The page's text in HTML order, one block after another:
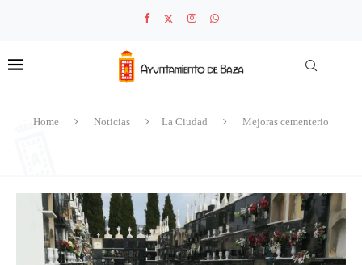
Home Noticias La Ciudad Mejoras cementerio